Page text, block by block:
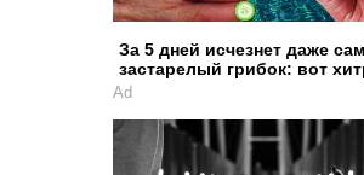
За 5 дней исчезнет даже
застарелый грибок: вот
Ad